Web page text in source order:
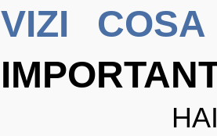
VIZI COSA